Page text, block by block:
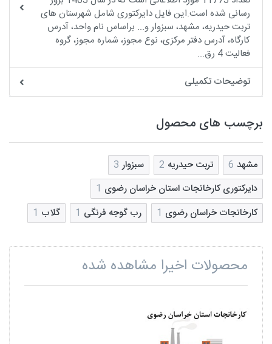
رسانی شده است.این فایل دایرکتوری شامل شهرستان های
تربت حیدریه، مشهد، سبزوار و... براساس نام واحد، آدرس
کارگاه، آدرس دفتر مرکزی، نوع مجوز، شماره مجوز، گروه
فعالیت 4 رق...
توضیحات تکمیلی
برچسب های محصول
مشهد 6 تربت حیدریه 2 سبزوار 3
دایرکتوری کارخانجات استان خراسان رضوی 1
کارخانجات خراسان رضوی 1 رب گوجه فرنگی 1 گلاب 1
محصولات اخیرا مشاهده شده